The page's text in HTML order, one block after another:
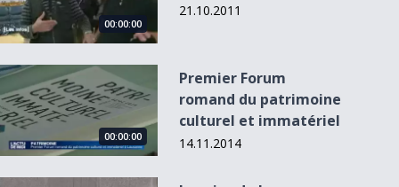
Un nouveau
sentier didactique
Froideville vibre
au rythme du
00:00:00
21.10.2011
Forum romand du patrimoine culturel et immatériel
00:00:00
Premier Forum
romand du patrimoine
culturel et immatériel
14.11.2014